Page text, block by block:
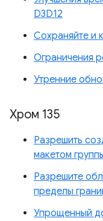
D3D12
Сохраняйте и
Ограничения
Утренние
Хром 135
Разрешить
макетом
Разрешите
пределы
Упрощенный